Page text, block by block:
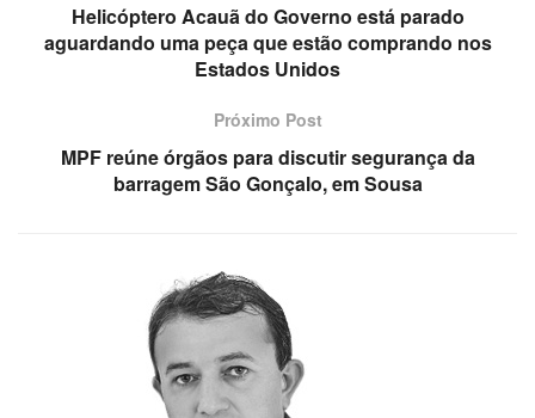
Helicóptero Acauã do Governo está parado
aguardando uma peça que estão comprando nos
Estados Unidos
Próximo Post
MPF reúne órgãos para discutir segurança da
barragem São Gonçalo, em Sousa